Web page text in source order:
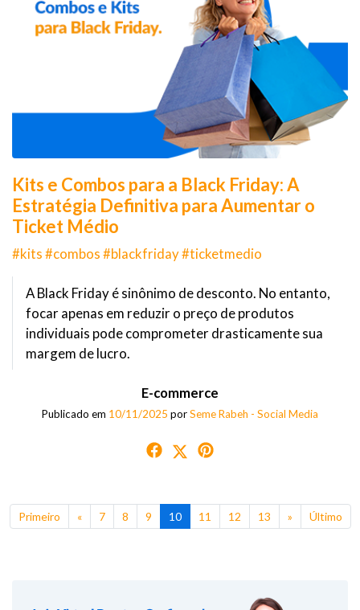
Kits e Combos para a Black Friday: A
Estratégia Definitiva para Aumentar o
Ticket Médio
#kits #combos #blackfriday #ticketmedio
A Black Friday é sinônimo de desconto. No entanto,
focar apenas em reduzir o preço de produtos
individuais pode comprometer drasticamente sua
margem de lucro.
E-commerce
Publicado em 10/11/2025 porSeme Rabeh - Social Media
Primeiro « 7 8 9 10 11 12 13 » Último